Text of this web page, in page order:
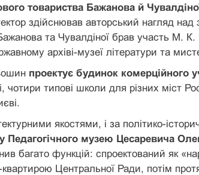
товариства Бажанова й
здійснював авторський нагляд
та Чувалдіної брав участь М.
архіві-музеї літератури та
проектує будинок комерційного
чотири типові школи для різних міст
якостями, і за політико-
Педагогічного музею Цесаревича
багато функцій: спроектований як
Центральної Ради, потім